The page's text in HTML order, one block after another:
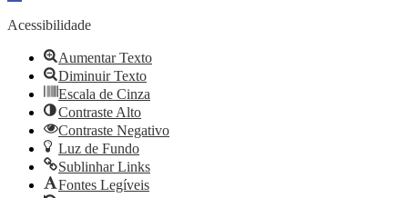
Ferramentas
Acessibilidade
Aumentar Texto
Diminuir Texto
Escala de Cinza
Contraste Alto
Contraste Negativo
Luz de Fundo
Sublinhar Links
Fontes Legíveis